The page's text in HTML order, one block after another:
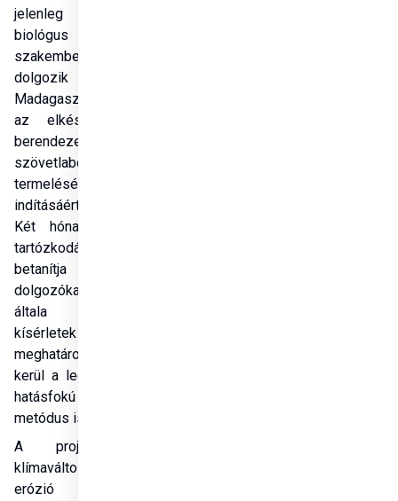
jelenleg egy
biológus
szakember
dolgozik
Madagaszkáron, aki
az elkészült és
berendezett
szövetlabor
termelésének
indításáért felel.
Két hónapos kint
tartózkodása alatt
betanítja a helyi
dolgozókat és az
általa végzett
kísérletek nyomán
meghatározásra
kerül a legnagyobb
hatásfokú termelési
metódus is.
A projekt a
klímaváltozás és az
erózió elleni